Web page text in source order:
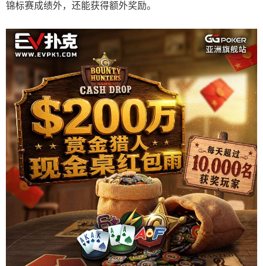
锦标赛成绩外，还能获得额外奖励。